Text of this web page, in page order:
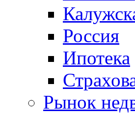
Россия
Ипотека
Рынок